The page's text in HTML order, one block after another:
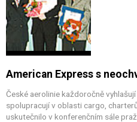
American Express s
České aerolinie každoročně
spolupracují v oblasti cargo,
uskutečnilo v konferenčním sále